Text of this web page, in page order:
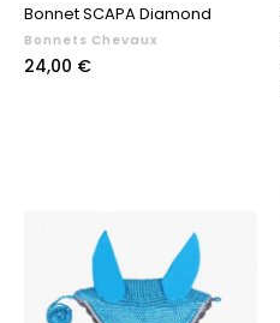
Bonnet SCAPA Diamond
Bonnets Chevaux
Prix
24,00 €